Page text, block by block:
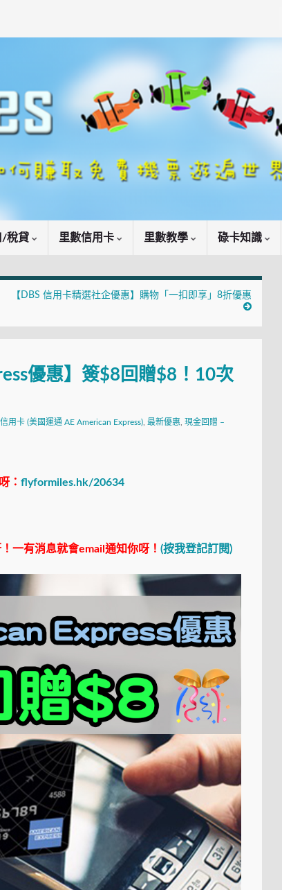
/稅貸 里數信用卡 里數教學 碌卡知識
【DBS 信用卡精選社企優惠】購物「一扣即享」8折優惠
優惠】簽$8回贈$8！10次
用卡 (美國運通 AE American Express) 最新優惠 現金回贈 –
： flyformiles.hk/20634
一有消息就會email通知你呀！ (按我登記訂閱)